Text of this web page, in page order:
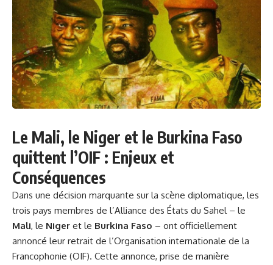
Le Mali, le Niger et le Burkina Faso
quittent l’OIF : Enjeux et
Conséquences
Dans une décision marquante sur la scène diplomatique, les
trois pays membres de l’Alliance des États du Sahel – le
Mali, le Niger et le Burkina Faso – ont officiellement
annoncé leur retrait de l’Organisation internationale de la
Francophonie (OIF). Cette annonce, prise de manière